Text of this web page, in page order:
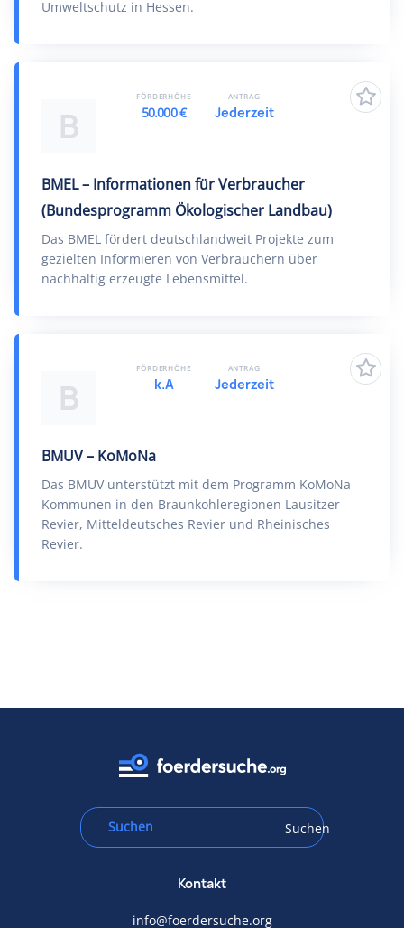
Umweltschutz in Hessen.
B
BMEL – Informationen für Verbraucher
(Bundesprogramm Ökologischer Landbau)
Das BMEL fördert deutschlandweit Projekte zum
gezielten Informieren von Verbrauchern über
nachhaltig erzeugte Lebensmittel.
FÖRDERHÖHE
50.000 €
ANTRAG
Jederzeit
B
BMUV – KoMoNa
Das BMUV unterstützt mit dem Programm KoMoNa
Kommunen in den Braunkohleregionen Lausitzer
Revier, Mitteldeutsches Revier und Rheinisches
Revier.
FÖRDERHÖHE
k.A
ANTRAG
Jederzeit
Suchen
Kontakt
info@foerdersuche.org